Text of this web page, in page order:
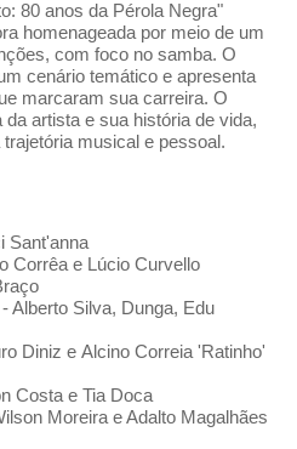
80 anos da Pérola Negra"
homenageada por meio de um
com foco no samba. O
cenário temático e apresenta
marcaram sua carreira. O
artista e sua história de vida,
musical e pessoal.
Sant'anna
Corrêa e Lúcio Curvello
Alberto Silva, Dunga, Edu
Diniz e Alcino Correia 'Ratinho'
Costa e Tia Doca
Moreira e Adalto Magalhães